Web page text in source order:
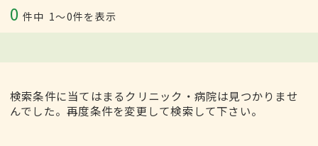
0 件中 1〜0件を表示
検索条件に当てはまるクリニック・病院は見つかりませ
んでした。再度条件を変更して検索して下さい。